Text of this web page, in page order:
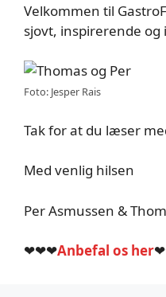
Velkommen til
sjovt, inspirerende
Foto: Jesper Rais
Tak for at du læser
Med venlig hilsen
Per Asmussen &
❤❤❤Anbefal os her